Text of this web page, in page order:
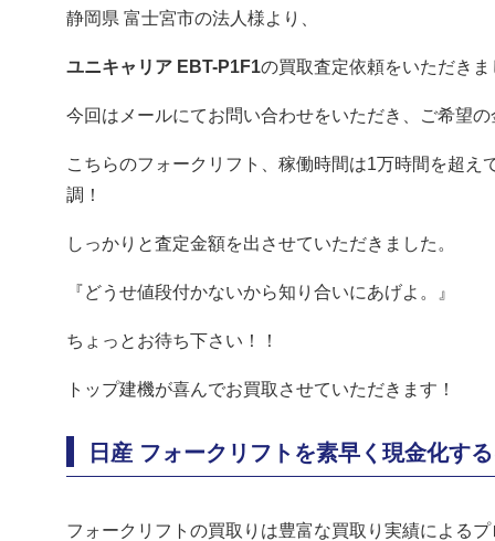
静岡県 富士宮市の法人様より、
ユニキャリア EBT-P1F1の買取査定依頼をいただきま
今回はメールにてお問い合わせをいただき、ご希望
こちらのフォークリフト、稼働時間は1万時間を超
調！
しっかりと査定金額を出させていただきました。
『どうせ値段付かないから知り合いにあげよ。』
ちょっとお待ち下さい！！
トップ建機が喜んでお買取させていただきます！
日産 フォークリフトを素早く現金化す
フォークリフトの買取りは豊富な買取り実績による